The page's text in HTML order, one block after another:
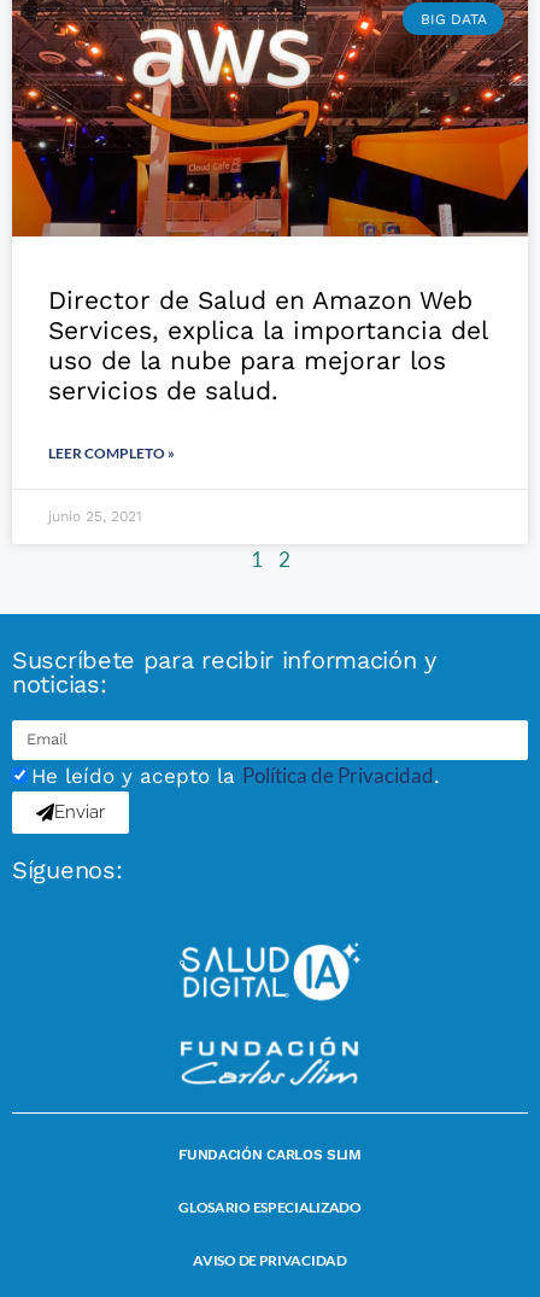
BIG DATA
Director de Salud en Amazon Web
Services, explica la importancia del
uso de la nube para mejorar los
servicios de salud.
LEER COMPLETO »
junio 25, 2021
1 2
Suscríbete para recibir información y
noticias:
He leído y acepto la Política de Privacidad.
Enviar
Síguenos:
FUNDACIÓN CARLOS SLIM
GLOSARIO ESPECIALIZADO
AVISO DE PRIVACIDAD